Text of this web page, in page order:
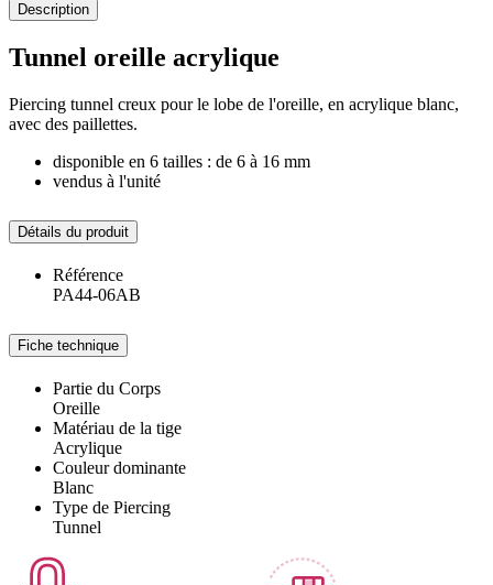
Description
Tunnel oreille acrylique
Piercing tunnel creux pour le lobe de l'oreille, en acrylique blanc,
avec des paillettes.
disponible en 6 tailles : de 6 à 16 mm
vendus à l'unité
Détails du produit
Référence
PA44-06AB
Fiche technique
Partie du Corps
Oreille
Matériau de la tige
Acrylique
Couleur dominante
Blanc
Type de Piercing
Tunnel